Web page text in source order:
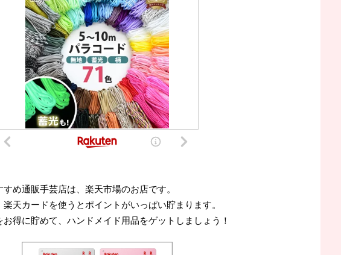
め通販手芸店は、楽天市場のお店です。
天カードを使うとポイントがいっぱい貯まります。
得に貯めて、ハンドメイド用品をゲットしましょう！